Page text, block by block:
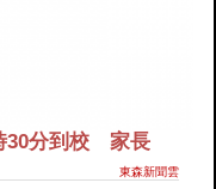
30分到校 家長
東森新聞雲